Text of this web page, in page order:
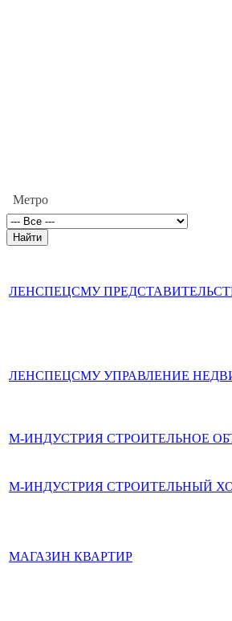
Метро
ЛЕНСПЕЦСМУ
ЛЕНСПЕЦСМУ УПРАВЛЕНИЕ
М-ИНДУСТРИЯ СТРОИТЕЛЬНОЕ
М-ИНДУСТРИЯ СТРОИТЕЛЬНЫЙ
МАГАЗИН КВАРТИР